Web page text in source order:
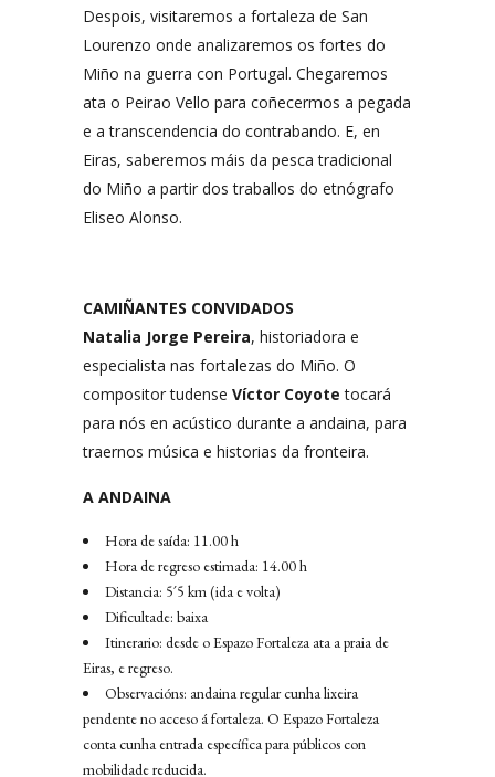
Despois, visitaremos a fortaleza de San
Lourenzo onde analizaremos os fortes do
Miño na guerra con Portugal. Chegaremos
ata o Peirao Vello para coñecermos a pegada
e a transcendencia do contrabando. E, en
Eiras, saberemos máis da pesca tradicional
do Miño a partir dos traballos do etnógrafo
Eliseo Alonso.
CAMIÑANTES CONVIDADOS
Natalia Jorge Pereira, historiadora e
especialista nas fortalezas do Miño. O
compositor tudense Víctor Coyote tocará
para nós en acústico durante a andaina, para
traernos música e historias da fronteira.
A ANDAINA
Hora de saída: 11.00 h
Hora de regreso estimada: 14.00 h
Distancia: 5´5 km (ida e volta)
Dificultade: baixa
Itinerario: desde o Espazo Fortaleza ata a praia de
Eiras, e regreso.
Observacións: andaina regular cunha lixeira
pendente no acceso á fortaleza. O Espazo Fortaleza
conta cunha entrada específica para públicos con
mobilidade reducida.